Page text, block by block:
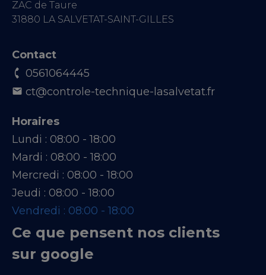
ZAC de Taure
31880 LA SALVETAT-SAINT-GILLES
Contact
0561064445
ct@controle-technique-lasalvetat.fr
Horaires
Lundi : 08:00 - 18:00
Mardi : 08:00 - 18:00
Mercredi : 08:00 - 18:00
Jeudi : 08:00 - 18:00
Vendredi : 08:00 - 18:00
Ce que pensent nos clients
sur google